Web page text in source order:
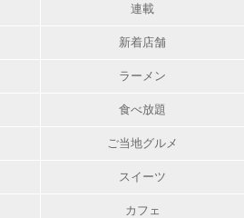
連載
新着店舗
ラーメン
食べ放題
ご当地グルメ
スイーツ
カフェ